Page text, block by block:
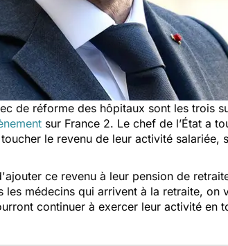
de réforme des hôpitaux sont les trois
sur France 2. Le chef de l’État a
le revenu de leur activité salariée,
ce revenu à leur pension de
les médecins qui arrivent à la retraite, on
continuer à exercer leur activité en